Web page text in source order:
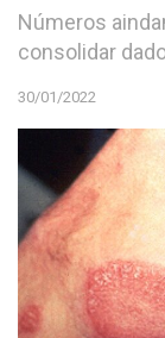
Números
consolidar
30/01/2022